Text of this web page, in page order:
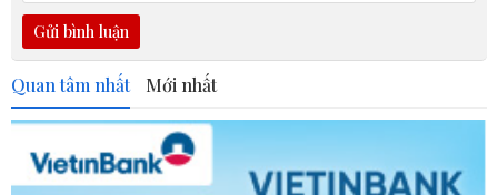
Gửi bình luận
Quan tâm nhất Mới nhất